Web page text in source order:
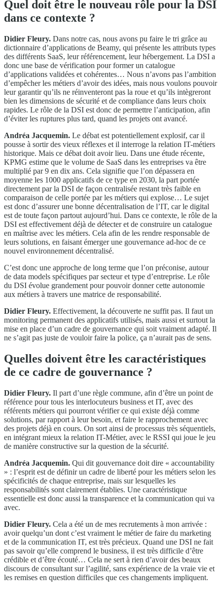
Quel doit être le nouveau rôle pour la DSI
dans ce contexte ?
Didier Fleury. Dans notre cas, nous avons pu faire le tri grâce au
dictionnaire d’applications de Beamy, qui présente les attributs types
des différents SaaS, leur référencement, leur hébergement. La DSI a
donc une base de vérification pour former un catalogue
d’applications validées et cohérentes… Nous n’avons pas l’ambition
d’empêcher les métiers d’avoir des idées, mais nous voulons pouvoir
leur garantir qu’ils ne réinventeront pas la roue et qu’ils intègreront
bien les dimensions de sécurité et de compliance dans leurs choix
rapides. Le rôle de la DSI est donc de permettre l’anticipation, afin
d’éviter les ruptures plus tard, quand les projets ont avancé.
Andréa Jacquemin. Le débat est potentiellement explosif, car il
pousse à sortir des vieux réflexes et il interroge la relation IT-métiers
historique. Mais ce débat doit avoir lieu. Dans une étude récente,
KPMG estime que le volume de SaaS dans les entreprises va être
multiplié par 9 en dix ans. Cela signifie que l’on dépassera en
moyenne les 1000 applicatifs de ce type en 2030, la part portée
directement par la DSI de façon centralisée restant très faible en
comparaison de celle portée par les métiers qui explose… Le sujet
est donc d’assurer une bonne décentralisation de l’IT, car le digital
est de toute façon partout aujourd’hui. Dans ce contexte, le rôle de la
DSI est effectivement déjà de détecter et de construire un catalogue
en maîtrise avec les métiers. Cela afin de les rendre responsable de
leurs solutions, en faisant émerger une gouvernance ad-hoc de ce
nouvel environnement décentralisé.
C’est donc une approche de long terme que l’on préconise, autour
de data models spécifiques par secteur et type d’entreprise. Le rôle
du DSI évolue grandement pour pouvoir donner cette autonomie
aux métiers à travers une matrice de responsabilité.
Didier Fleury. Effectivement, la découverte ne suffit pas. Il faut un
monitoring permanent des applicatifs utilisés, mais aussi et surtout la
mise en place d’un cadre de gouvernance qui soit vraiment adapté. Il
ne s’agit pas juste de vouloir faire la police, ça n’aurait pas de sens.
Quelles doivent être les caractéristiques
de ce cadre de gouvernance ?
Didier Fleury. Il part d’une règle commune, afin d’être un point de
référence pour tous les interlocuteurs business et IT, avec des
référents métiers qui pourront vérifier ce qui existe déjà comme
solutions, par rapport à leur besoin, et faire le rapprochement avec
des projets déjà en cours. On sort ainsi de processus très séquentiels,
en intégrant mieux la relation IT-Métier, avec le RSSI qui joue le jeu
de manière constructive sur la question de la sécurité.
Andréa Jacquemin. Qui dit gouvernance doit dire « accountability
» : l’esprit est de définir un cadre de liberté pour les métiers selon les
spécificités de chaque entreprise, mais sur lesquelles les
responsabilités sont clairement établies. Une caractéristique
essentielle est donc aussi la transparence et la communication qui va
avec.
Didier Fleury. Cela a été un de mes recrutements à mon arrivée :
avoir quelqu’un dont c’est vraiment le métier de faire du marketing
et de la communication IT, est très précieux. Quand une DSI ne fait
pas savoir qu’elle comprend le business, il est très difficile d’être
crédible et d’être écouté… Cela ne sert à rien d’avoir des beaux
discours de consultant sur l’agilité, sans expérience de la vraie vie et
les remises en question difficiles que ces changements impliquent.